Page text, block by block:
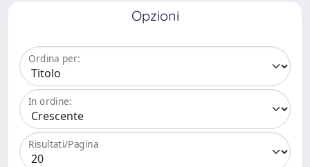
Opzioni
Ordina per:
In ordine:
Risultati/Pagina